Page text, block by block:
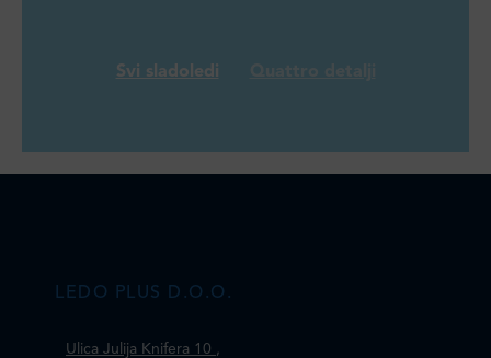
Svi sladoledi
LEDO PLUS D.O.O.
Ulica Julija Knifera 10 ,